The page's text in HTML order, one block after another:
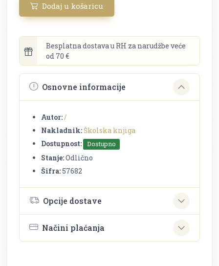
Dodaj u košaricu
Besplatna dostava u RH za narudžbe veće
od 70 €
Osnovne informacije
Autor:/
Nakladnik:Školska knjiga
Dostupnost:
Dostupno
Stanje:Odlično
Šifra:57682
Opcije dostave
Načini plaćanja